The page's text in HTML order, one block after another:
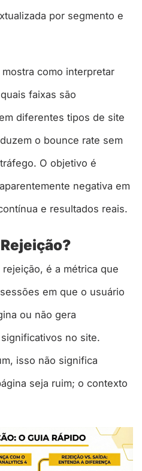
por segmento e
como interpretar
faixas são
diferentes tipos de site
o bounce rate sem
O objetivo é
negativa em
e resultados reais.
rejeição, é a métrica que
em que o usuário
ou não gera
no site.
isso não significa
seja ruim; o contexto